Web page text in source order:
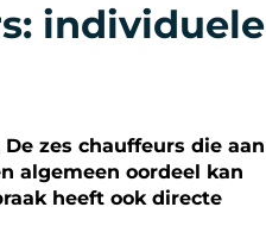
individuele
zes chauffeurs die aan
algemeen oordeel kan
heeft ook directe